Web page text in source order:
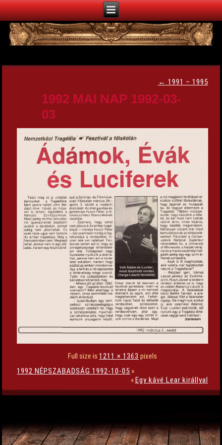
← 1991 – 1995
1992 MAI NAP 1992-03-
03
Full size is 1211 × 1363 pixels
1992 NÉPSZABADSÁG 1992-10-05 »
«Egy kávé Lear királlyal